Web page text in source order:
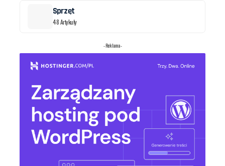
Sprzęt
48 Artykuły
- Reklama -